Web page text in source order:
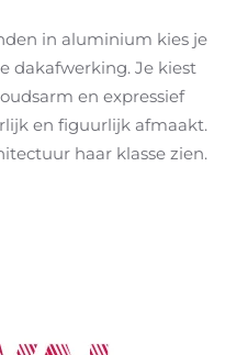
in aluminium kies je
dakafwerking. Je kiest
en expressief
en figuurlijk afmaakt.
haar klasse zien.